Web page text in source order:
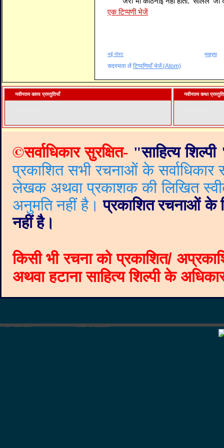
एक टिप्पणी भेजें
नई पोस्ट मुखपृष्ठ
सदस्यता लें टिप्पणियाँ भेजें (Atom)
नवीनतम काव्य प्रस्तुतियाँ नवीनतम कथा
©सर्वाधिकार सुरक्षित- "साहित्य शिल्पी
प्रकाशित सभी रचनाओं के
लेखक अथवा प्रकाशक की लिखित
अनुमति नहीं है। प्रकाशित रचनाओं के
नहीं है।
किसी भी रचना को प्रकाशित/
अथवा हटाना साहित्य शिल्पी के